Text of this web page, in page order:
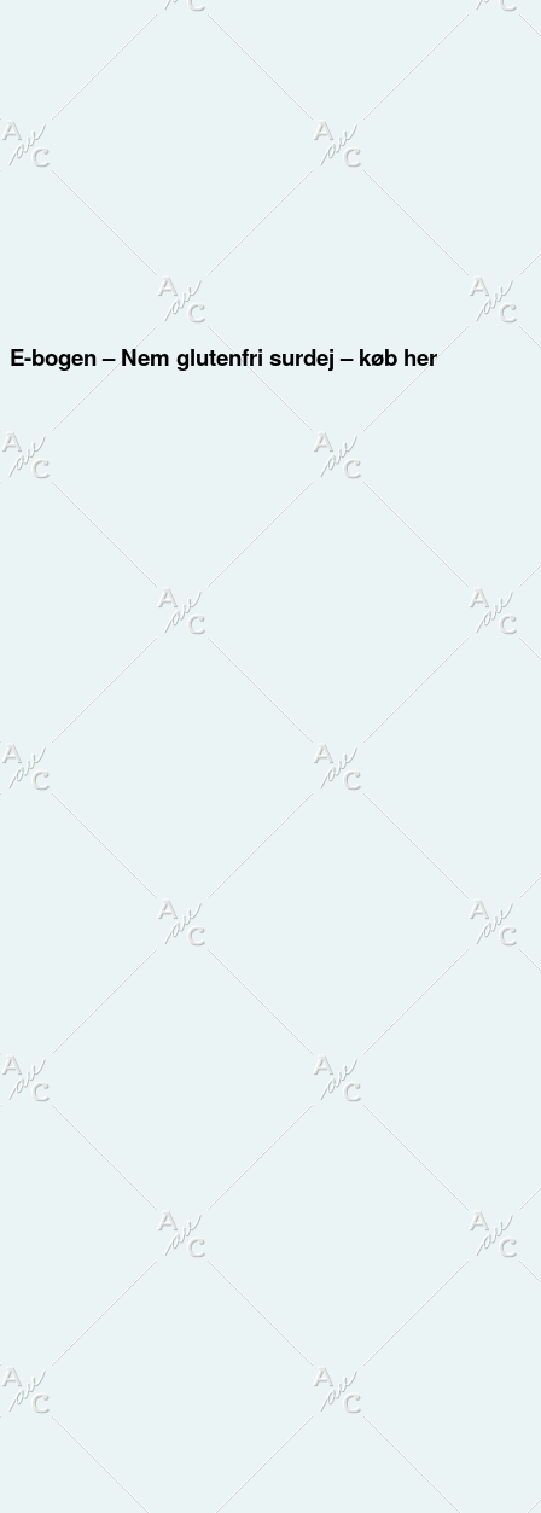
E-bogen – Nem glutenfri surdej – køb her